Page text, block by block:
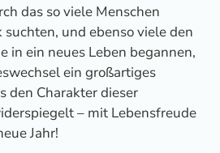
das so viele Menschen
und ebenso viele den
in ein neues Leben begannen,
ein großartiges
den Charakter dieser
– mit Lebensfreude
Jahr!